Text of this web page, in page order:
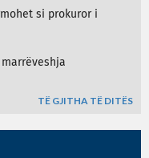
si prokuror i
TË GJITHA TË DITËS